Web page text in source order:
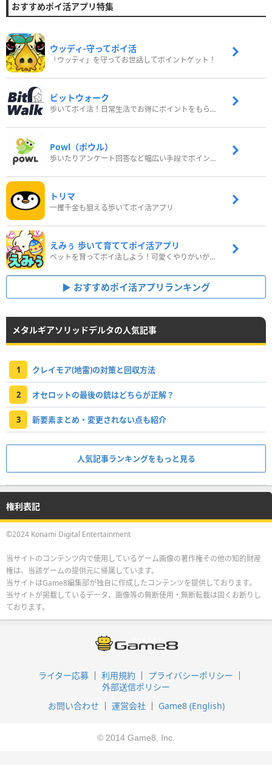
おすすめポイ活アプリ特集
ウッディ‐守ってポイ活
「ウッディ」を守ってお世話してポイントゲット！
ビットウォーク
歩いてポイ活！日常生活でお得にポイントをもらおう
Powl（ポウル）
歩いたりアンケート回答など幅広い手段でポイントをゲット
トリマ
一攫千金も狙える歩いてポイ活アプリ
えみぅ 歩いて育ててポイ活アプリ
ペットを育ってポイ活しよう！可愛くやりがいがある新感覚アプリ
おすすめポイ活アプリランキング
メタルギアソリッドデルタの人気記事
1 クレイモア(地雷)の対策と回収方法
2 オセロットの最後の銃はどちらが正解？
3 新要素まとめ・変更されない点も紹介
人気記事ランキングをもっと見る
権利表記
©2024 Konami Digital Entertainment
当サイトのコンテンツ内で使用しているゲーム画像の著作権その他の知的財産
権は、当該ゲームの提供元に帰属しています。
当サイトはGame8編集部が独自に作成したコンテンツを提供しております。
当サイトが掲載しているデータ、画像等の無断使用・無断転載は固くお断りし
ております。
ライター応募 利用規約
プライバシーポリシー
外部送信ポリシー
お問い合わせ
運営会社 Game8 (English)
© 2014 Game8, Inc.